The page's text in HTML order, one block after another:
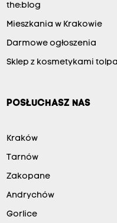
the:blog
Mieszkania w Krakowie
Darmowe ogłoszenia
Sklep z kosmetykami
POSŁUCHASZ NAS
Kraków
Tarnów
Zakopane
Andrychów
Gorlice